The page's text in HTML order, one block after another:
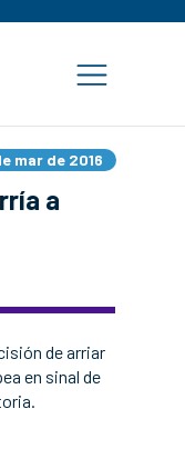
mar de 2016
a
de arriar
en sinal de